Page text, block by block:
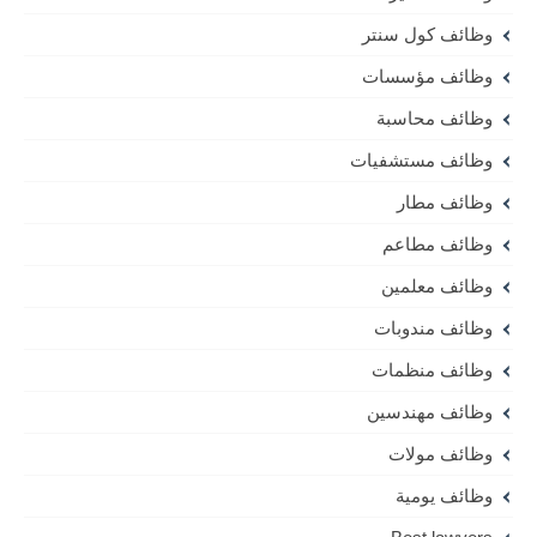
وظائف كول سنتر
وظائف مؤسسات
وظائف محاسبة
وظائف مستشفيات
وظائف مطار
وظائف مطاعم
وظائف معلمين
وظائف مندوبات
وظائف منظمات
وظائف مهندسين
وظائف مولات
وظائف يومية